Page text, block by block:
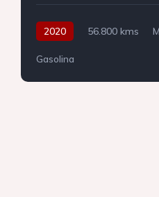
2020 56.800 kms
Gasolina